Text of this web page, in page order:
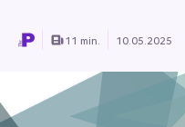
11 min. 10.05.2025